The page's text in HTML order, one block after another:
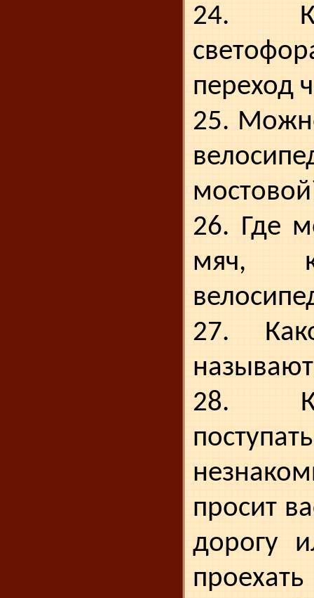
24.
переход
25.
26. Где
мяч,
27.
28.
просит
дорогу